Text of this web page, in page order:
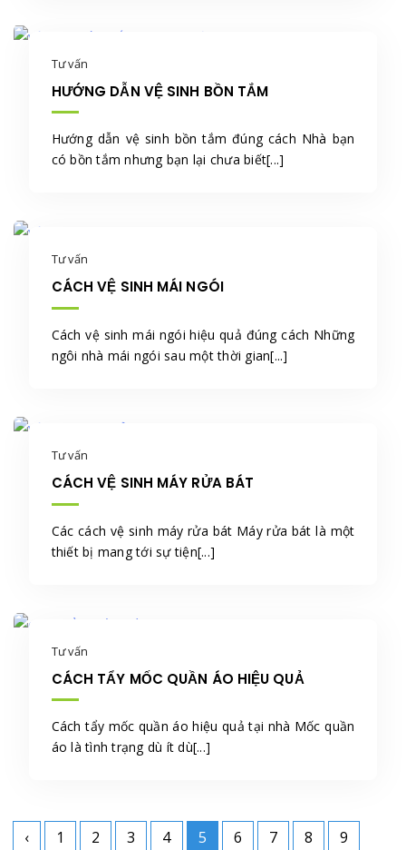
Tư vấn
HƯỚNG DẪN VỆ SINH BỒN TẮM
Hướng dẫn vệ sinh bồn tắm đúng cách Nhà bạn
có bồn tắm nhưng bạn lại chưa biết[...]
Tư vấn
CÁCH VỆ SINH MÁI NGÓI
Cách vệ sinh mái ngói hiệu quả đúng cách Những
ngôi nhà mái ngói sau một thời gian[...]
Tư vấn
CÁCH VỆ SINH MÁY RỬA BÁT
Các cách vệ sinh máy rửa bát Máy rửa bát là một
thiết bị mang tới sự tiện[...]
Tư vấn
CÁCH TẨY MỐC QUẦN ÁO HIỆU QUẢ
Cách tẩy mốc quần áo hiệu quả tại nhà Mốc quần
áo là tình trạng dù ít dù[...]
‹ 1 2 3 4 5 6 7 8
9